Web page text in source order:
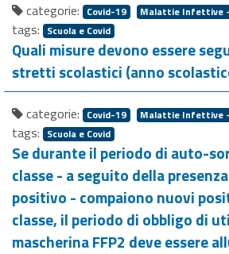
categorie: Covid-19 Malattie Infettive
tags: Scuola e Covid
Quali misure devono essere
stretti scolastici (anno
categorie: Covid-19 Malattie Infettive
tags: Scuola e Covid
Se durante il periodo di auto-
classe - a seguito della
positivo - compaiono nuovi
classe, il periodo di obbligo di
mascherina FFP2 deve essere